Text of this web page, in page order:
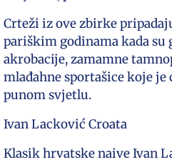
Crteži iz ove zbirke
pariškim godinama kada
akrobacije, zamamne
mlađahne sportašice koje je
punom svjetlu.
Ivan Lacković Croata
Klasik hrvatske naive Ivan